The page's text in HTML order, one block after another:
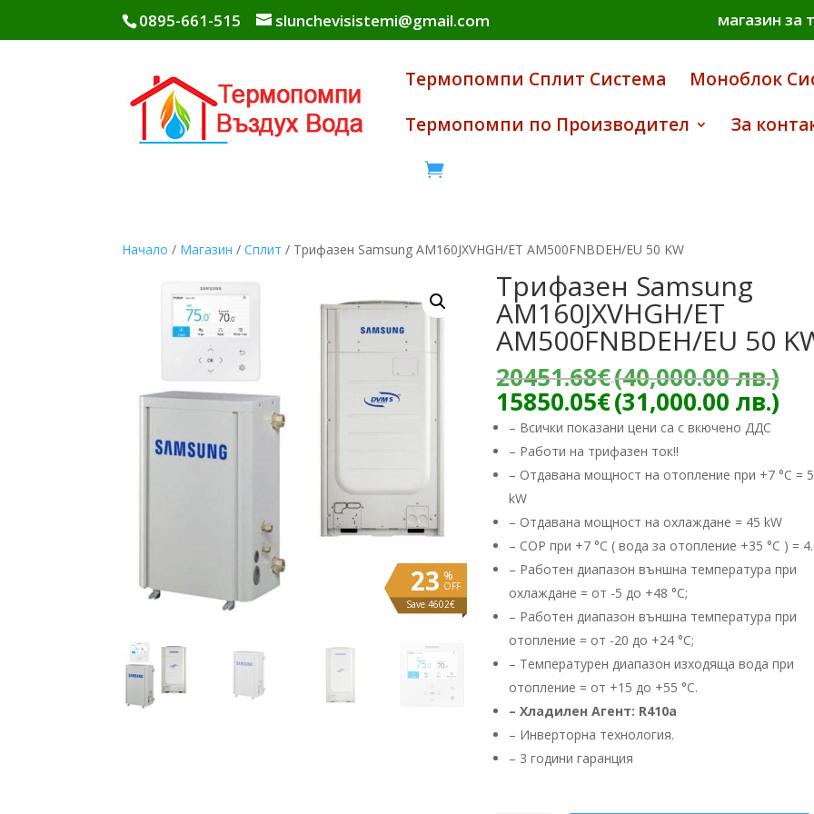
0895-661-515 slunchevisistemi@gmail.com магазин за
Термопомпи Сплит Система
Моноблок
Термопомпи по Производител
За

Начало / Магазин /Сплит / Трифазен Samsung AM160JXVHGH/ET AM500FNBDEH/EU 50 KW
%
OFF
23
Save 4602€
Трифазен Samsung
AM160JXVHGH/ET
AM500FNBDEH/EU 50
20451.68€(40,000.00 лв.)
15850.05€(31,000.00 лв.)
– Всички показани цени са с вкючено ДДС
– Работи на трифазен ток!!
– Отдавана мощност на отопление при +7 °C =
kW
– Отдавана мощност на охлаждане = 45 kW
– COP при +7 °C ( вода за отопление +35 °C ) =
– Работен диапазон външна температура при
охлаждане = от -5 до +48 °C;
– Работен диапазон външна температура при
отопление = от -20 до +24 °C;
– Температурен диапазон изходяща вода при
отопление = от +15 до +55 °C.
– Хладилен Агент: R410a
– ​Инверторна технология.
– 3 години гаранция